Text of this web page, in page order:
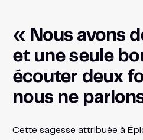
« Nous avons
et une seule
écouter deux
nous ne
Cette sagesse attribuée à